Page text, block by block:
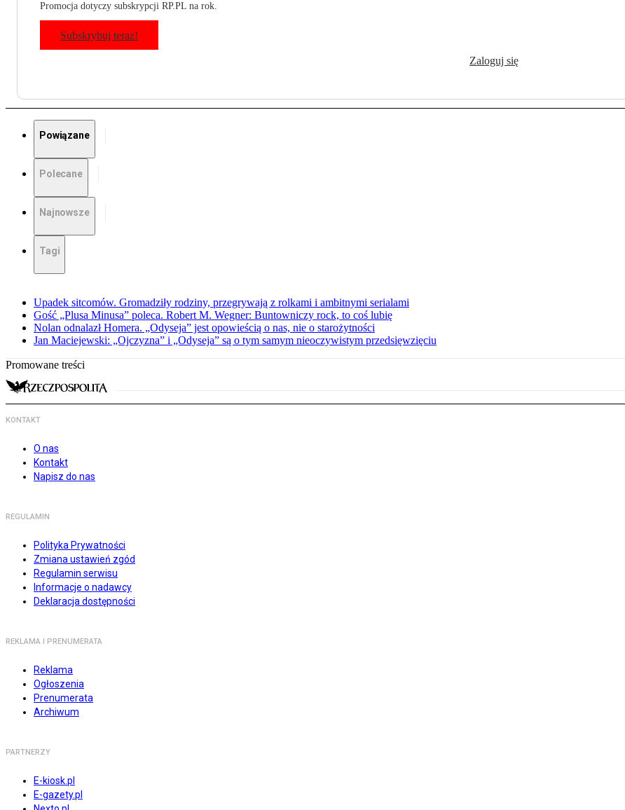
Promocja dotyczy subskrypcji RP.PL na rok.
Subskrybuj teraz!
Zaloguj się
Powiązane
Polecane
Najnowsze
Tagi
Upadek sitcomów. Gromadziły rodziny, przegrywają z rolkami i ambitnymi serialami
Gość „Plusa Minusa” poleca. Robert M. Wegner: Buntowniczy rock, to coś lubię
Nolan odnalazł Homera. „Odyseja” jest opowieścią o nas, nie o starożytności
Jan Maciejewski: „Ojczyzna” i „Odyseja” są o tym samym nieoczywistym przedsięwzięciu
Promowane treści
KONTAKT
O nas
Kontakt
Napisz do nas
REGULAMIN
Polityka Prywatności
Zmiana ustawień zgód
Regulamin serwisu
Informacje o nadawcy
Deklaracja dostępności
REKLAMA I PRENUMERATA
Reklama
Ogłoszenia
Prenumerata
Archiwum
PARTNERZY
E-kiosk.pl
E-gazety.pl